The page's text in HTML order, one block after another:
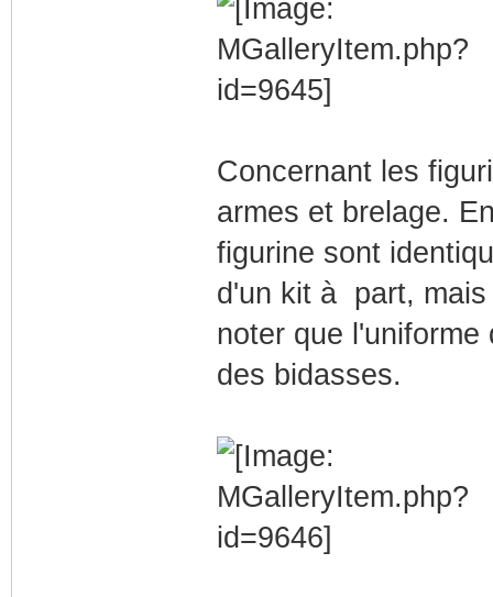
Concernant les
armes et brelage.
figurine sont
d'un kit à part, mais
noter que
des bidasses.